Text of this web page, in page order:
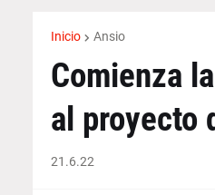
Inicio Ansio
Comienza
al proyecto
21.6.22